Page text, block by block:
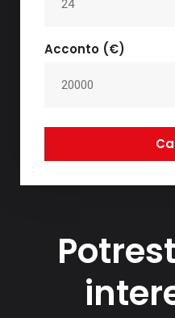
Acconto (€)